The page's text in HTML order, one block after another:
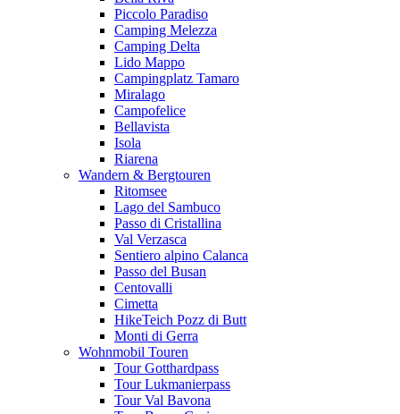
Piccolo Paradiso
Camping Melezza
Camping Delta
Lido Mappo
Campingplatz Tamaro
Miralago
Campofelice
Bellavista
Isola
Riarena
Wandern & Bergtouren
Ritomsee
Lago del Sambuco
Passo di Cristallina
Val Verzasca
Sentiero alpino Calanca
Passo del Busan
Centovalli
Cimetta
HikeTeich Pozz di Butt
Monti di Gerra
Wohnmobil Touren
Tour Gotthardpass
Tour Lukmanierpass
Tour Val Bavona